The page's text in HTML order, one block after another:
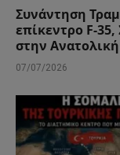
Συνάντηση
επίκεντρο F-
στην
07/07/2026